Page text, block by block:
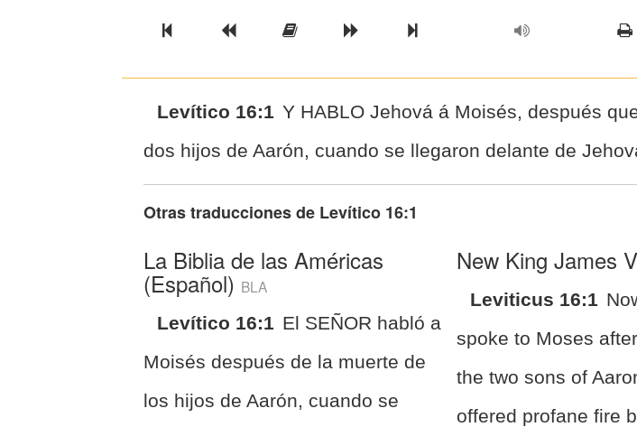
Previous BookPrevious Chapter
Read the Full Chapter
Next Chapter
Next Book
Levítico 16:1 Y HABLO Jehová á Moisés, después
dos hijos de Aarón, cuando se llegaron delante de
Otras traducciones de Levítico 16:1
La Biblia de las Américas
(Español) BLA
Levítico 16:1 El SEÑOR habló a
Moisés después de la muerte de
los hijos de Aarón, cuando se
New King James
Leviticus 16:1
spoke to Moses
the two sons of
offered profane fire